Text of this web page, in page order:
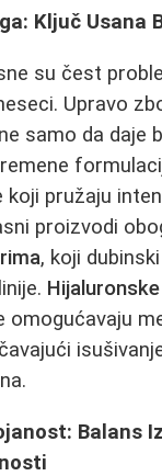
Ključ Usana
su čest
Upravo
samo da daje
koji pružaju
proizvodi
, koji
omogućavaju
Balans